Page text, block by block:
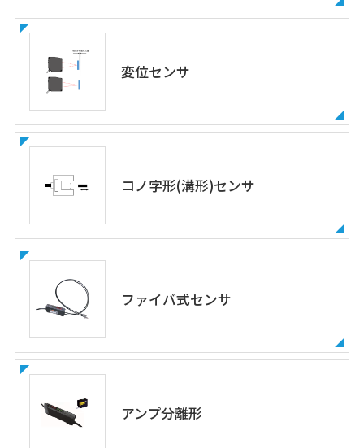
変位センサ
コノ字形(溝形)センサ
ファイバ式センサ
アンプ分離形